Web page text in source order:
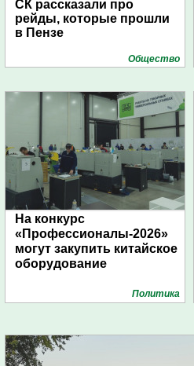
СК рассказали про
рейды, которые прошли
в Пензе
Общество
На конкурс
«Профессионалы-2026»
могут закупить китайское
оборудование
Политика